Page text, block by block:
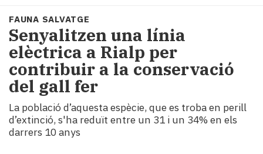
Societat
Política
i
municipis
Economia
i
turisme
Cultura
Esports
Mai
FAUNA SALVATGE
Senyalitzen una línia
elèctrica a Rialp per
contribuir a la conservació
del gall fer
La població d’aquesta espècie, que es troba en perill
d’extinció, s'ha reduït entre un 31 i un 34% en els
darrers 10 anys